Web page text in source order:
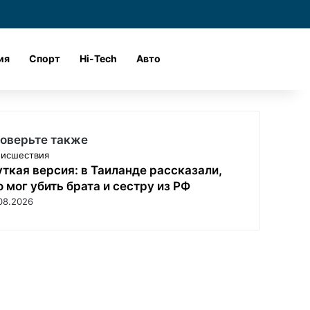
Спорт Hi-Tech Авто
также
версия: в Таиланде рассказали,
мог убить брата и сестру из РФ